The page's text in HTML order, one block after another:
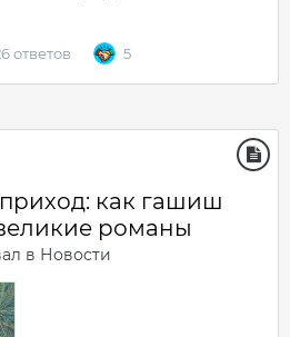
ответов 5
как гашиш
романы
в Новости